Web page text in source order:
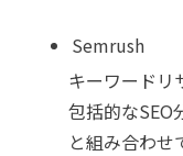
Semrush
キーワードリ
包括的なSEO
と組み合わせ